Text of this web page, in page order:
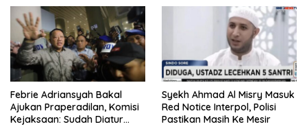
Febrie Adriansyah Bakal
Ajukan Praperadilan, Komisi
Kejaksaan: Sudah Diatur
Syekh Ahmad Al Misry Masuk
Red Notice Interpol, Polisi
Pastikan Masih Ke Mesir